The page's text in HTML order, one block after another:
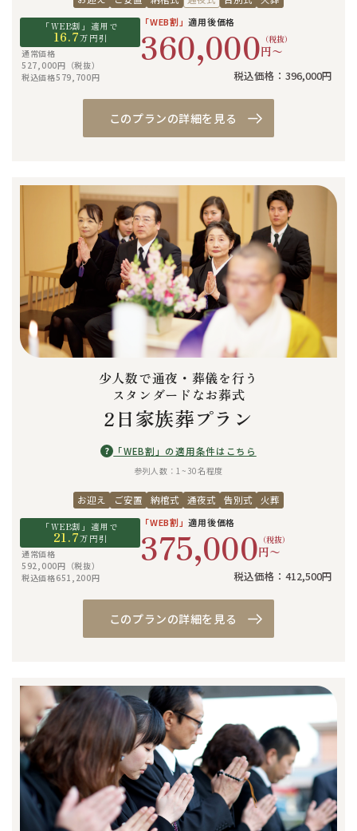
「WEB割」適用で
16.7万円引
通常価格
527,000円（税抜）
税込価格579,700円
「WEB割」適用後価格
360,000 （税抜）
円〜
税込価格：396,000円
このプランの詳細を見る
少人数で通夜・葬儀を行う
スタンダードなお葬式
2日家族葬プラン
? 「WEB割」の適用条件はこちら
参列人数：1~30名程度
お迎え ご安置 納棺式 通夜式 告別式 火葬
「WEB割」適用で
21.7万円引
通常価格
592,000円（税抜）
税込価格651,200円
「WEB割」適用後価格
375,000 （税抜）
円〜
税込価格：412,500円
このプランの詳細を見る